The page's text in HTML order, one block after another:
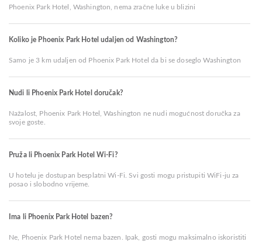
Phoenix Park Hotel, Washington, nema zračne luke u blizini
Koliko je Phoenix Park Hotel udaljen od Washington?
Samo je 3 km udaljen od Phoenix Park Hotel da bi se doseglo Washington
Nudi li Phoenix Park Hotel doručak?
Nažalost, Phoenix Park Hotel, Washington ne nudi mogućnost doručka za
svoje goste.
Pruža li Phoenix Park Hotel Wi-Fi?
U hotelu je dostupan besplatni Wi-Fi. Svi gosti mogu pristupiti WiFi-ju za
posao i slobodno vrijeme.
Ima li Phoenix Park Hotel bazen?
Ne, Phoenix Park Hotel nema bazen. Ipak, gosti mogu maksimalno iskoristiti